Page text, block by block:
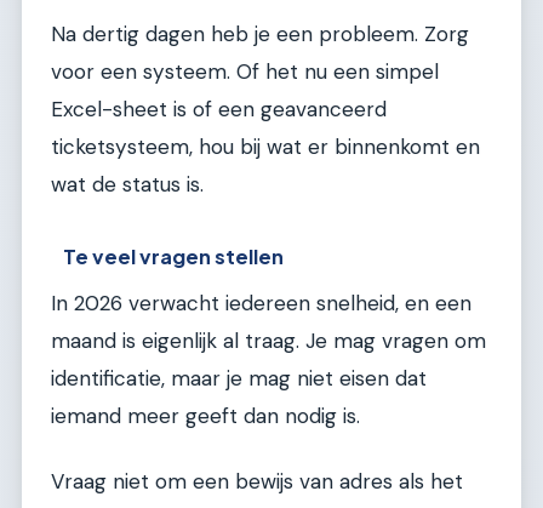
Na dertig dagen heb je een probleem. Zorg
voor een systeem. Of het nu een simpel
Excel-sheet is of een geavanceerd
ticketsysteem, hou bij wat er binnenkomt en
wat de status is.
Te veel vragen stellen
In 2026 verwacht iedereen snelheid, en een
maand is eigenlijk al traag. Je mag vragen om
identificatie, maar je mag niet eisen dat
iemand meer geeft dan nodig is.
Vraag niet om een bewijs van adres als het